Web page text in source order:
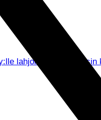
lahjoitetut viisi